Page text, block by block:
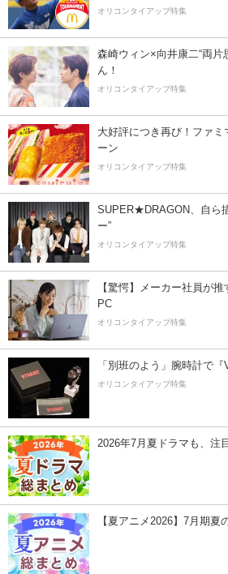
オリコンタイアップ特集
森崎ウィン×向井康二“両片
ん！
オリコンタイアップ特集
大好評につき再び！ファ
ーン
オリコンタイアップ特集
SUPER★DRAGON、自ら
ー”
オリコンタイアップ特集
【驚愕】メーカー社員が
PC
オリコンタイアップ特集
「別班のよう」腕時計で
オリコンタイアップ特集
2026年7月夏ドラマも、注
【夏アニメ2026】7月期夏